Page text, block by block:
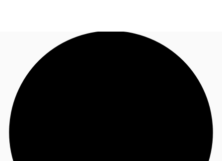
オフィス・事務所
倉庫・物流センター
お電話